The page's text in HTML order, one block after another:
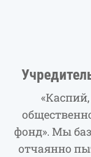
фонд». Мы
отчаянно